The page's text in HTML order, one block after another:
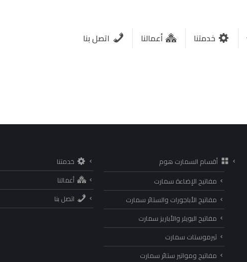
خدمتنا أعمالنا اتصل بنا
أقسام السمارت هوم
مفاتيح الإضاءة سمارت
مفاتيح الأباجورات والستائر سمارت
مفاتيح البويلر والأباريز سمارت
ثيرموستات سمارت
مفاتيح ومواتير ستائر سمارت
خدمتنا
أعمالنا
اتصل بنا